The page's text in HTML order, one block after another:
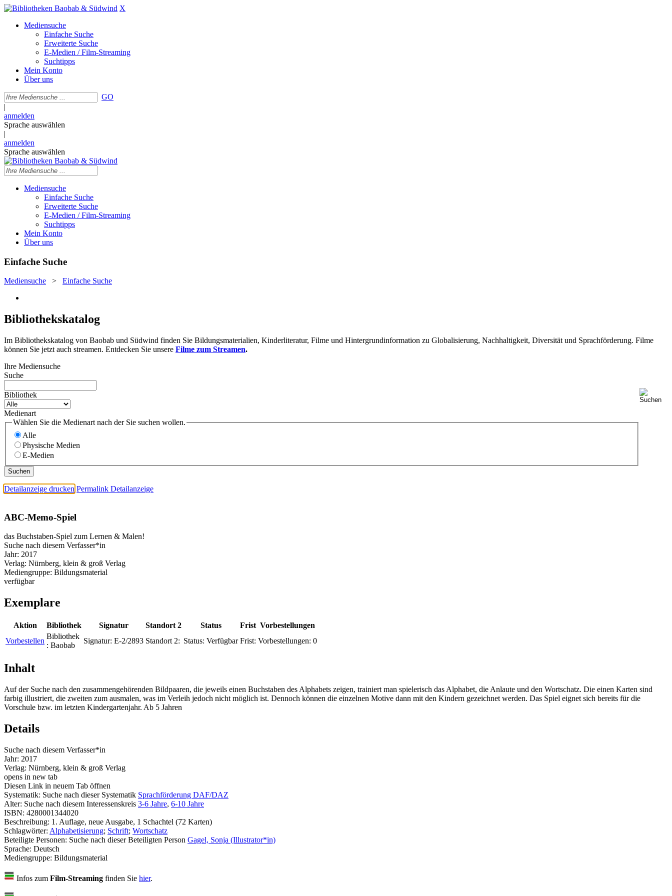
X
Mediensuche
Einfache Suche
Erweiterte Suche
E-Medien / Film-Streaming
Suchtipps
Mein Konto
Über uns
GO
|
anmelden
Sprache auswählen
|
anmelden
Sprache auswählen
Mediensuche
Einfache Suche
Erweiterte Suche
E-Medien / Film-Streaming
Suchtipps
Mein Konto
Über uns
Einfache Suche
Mediensuche > Einfache Suche
Bibliothekskatalog
Im Bibliothekskatalog von Baobab und Südwind finden Sie Bildungsmaterialien, Kinderliteratur, Filme und Hintergrundinformation zu Globalisierung, Nachhaltigkeit, Diversität und Sprachförderung. Filme
können Sie jetzt auch streamen. Entdecken Sie unsere Filme zum Streamen.
Ihre Mediensuche
Suche
Bibliothek
Medienart
Wählen Sie die Medienart nach der Sie suchen wollen.
Alle
Physische Medien
E-Medien
Detailanzeige drucken Permalink Detailanzeige
ABC-Memo-Spiel
das Buchstaben-Spiel zum Lernen & Malen!
Suche nach diesem Verfasser*in
Jahr: 2017
Verlag: Nürnberg, klein & groß Verlag
Mediengruppe: Bildungsmaterial
verfügbar
Exemplare
Aktion Bibliothek Signatur Standort 2 Status Frist Vorbestellungen
Vorbestellen
Bibliothek
: Baobab
Signatur: E-2/2893 Standort 2: Status: Verfügbar Frist: Vorbestellungen: 0
Inhalt
Auf der Suche nach den zusammengehörenden Bildpaaren, die jeweils einen Buchstaben des Alphabets zeigen, trainiert man spielerisch das Alphabet, die Anlaute und den Wortschatz. Die einen Karten sind
farbig illustriert, die zweiten zum ausmalen, was im Verleih jedoch nicht möglich ist. Dennoch können die einzelnen Motive dann mit den Kindern gezeichnet werden. Das Spiel eignet sich bereits für die
Vorschule bzw. im letzten Kindergartenjahr. Ab 5 Jahren
Details
Suche nach diesem Verfasser*in
Jahr: 2017
Verlag: Nürnberg, klein & groß Verlag
opens in new tab
Diesen Link in neuem Tab öffnen
Systematik: Suche nach dieser Systematik Sprachförderung DAF/DAZ
Alter: Suche nach diesem Interessenskreis 3-6 Jahre, 6-10 Jahre
ISBN: 4280001344020
Beschreibung: 1. Auflage, neue Ausgabe, 1 Schachtel (72 Karten)
Schlagwörter: Alphabetisierung; Schrift; Wortschatz
Beteiligte Personen: Suche nach dieser Beteiligten Person Gagel, Sonja (Illustrator*in)
Sprache: Deutsch
Mediengruppe: Bildungsmaterial
Infos zum Film-Streaming finden Sie hier.